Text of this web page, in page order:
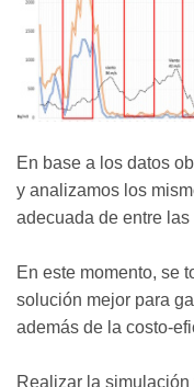
En base a los datos
y analizamos los
adecuada de entre las
En este momento, se
solución mejor para
además de la costo-
Realizar la